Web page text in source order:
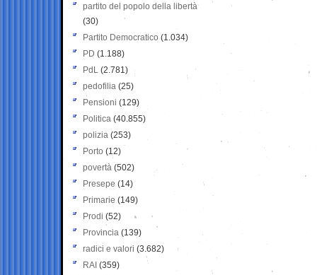
partito del popolo della libertà
(30)
Partito Democratico (1.034)
PD (1.188)
PdL (2.781)
pedofilia (25)
Pensioni (129)
Politica (40.855)
polizia (253)
Porto (12)
povertà (502)
Presepe (14)
Primarie (149)
Prodi (52)
Provincia (139)
radici e valori (3.682)
RAI (359)